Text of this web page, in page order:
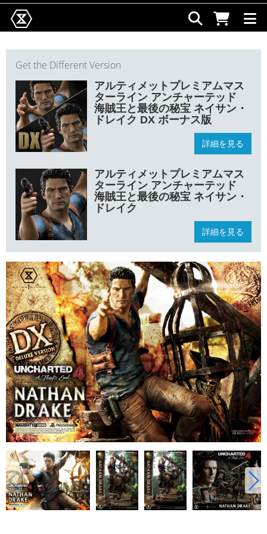
Get the Different Version
アルティメットプレミアムマス
ターライン アンチャーテッド
海賊王と最後の秘宝 ネイサン・
ドレイク DX ボーナス版
詳細を見る
アルティメットプレミアムマス
ターライン アンチャーテッド
海賊王と最後の秘宝 ネイサン・
ドレイク
詳細を見る